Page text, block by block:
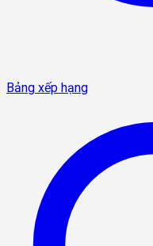
Bảng xếp hạng